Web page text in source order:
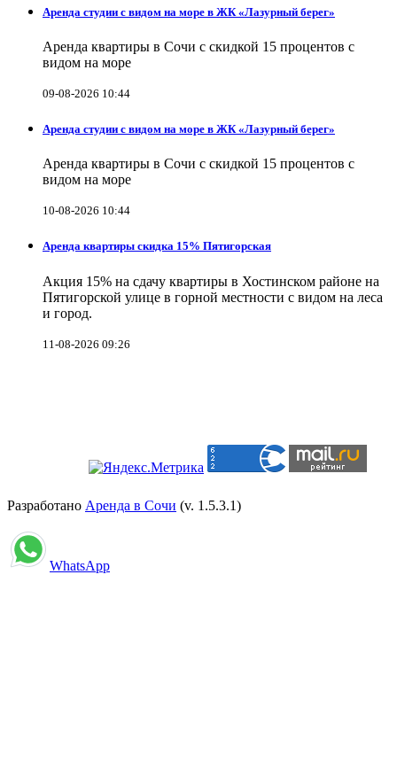
Аренда студии с видом на море в ЖК «Лазурный берег»
Аренда квартиры в Сочи с скидкой 15 процентов с
видом на море
09-08-2026 10:44
Аренда студии с видом на море в ЖК «Лазурный берег»
Аренда квартиры в Сочи с скидкой 15 процентов с
видом на море
10-08-2026 10:44
Аренда квартиры скидка 15% Пятигорская
Акция 15% на сдачу квартиры в Хостинском районе на
Пятигорской улице в горной местности с видом на леса
и город.
11-08-2026 09:26
Разработано Аренда в Сочи (v. 1.5.3.1)
WhatsApp